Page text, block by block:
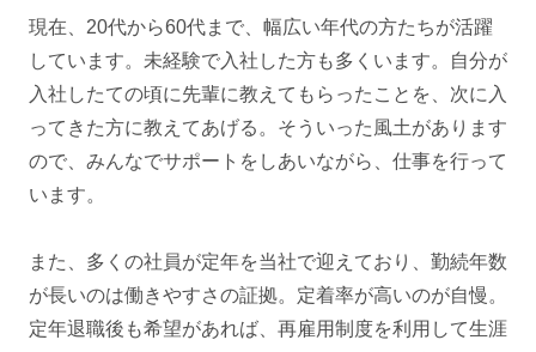
現在、20代から60代まで、幅広い年代の方たちが活躍
しています。未経験で入社した方も多くいます。自分が
入社したての頃に先輩に教えてもらったことを、次に入
ってきた方に教えてあげる。そういった風土があります
ので、みんなでサポートをしあいながら、仕事を行って
います。
また、多くの社員が定年を当社で迎えており、勤続年数
が長いのは働きやすさの証拠。定着率が高いのが自慢。
定年退職後も希望があれば、再雇用制度を利用して生涯